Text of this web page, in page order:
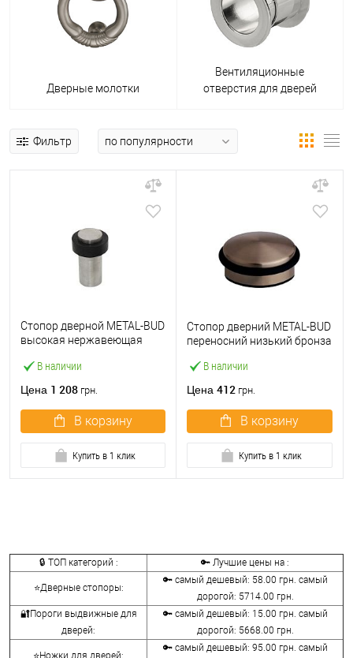
Дверные молотки
Вентиляционные
отверстия для дверей
Фильтр
В наличии
Стопор дверной METAL-BUD
высокая нержавеющая
Цена 1 208 грн.
В корзину
Купить в 1 клик
В наличии
Стопор дверний METAL-BUD
переносний низький бронза
Цена 412 грн.
В корзину
Купить в 1 клик
🔒 ТОП категорий : 🔑 Лучшие цены на :
⭐Дверные стопоры:
🔑 самый дешевый: 58.00 грн. самый
дорогой: 5714.00 грн.
🔐Пороги выдвижные для
дверей:
🔑 самый дешевый: 15.00 грн. самый
дорогой: 5668.00 грн.
⭐Ножки для дверей:
🔑 самый дешевый: 95.00 грн. самый